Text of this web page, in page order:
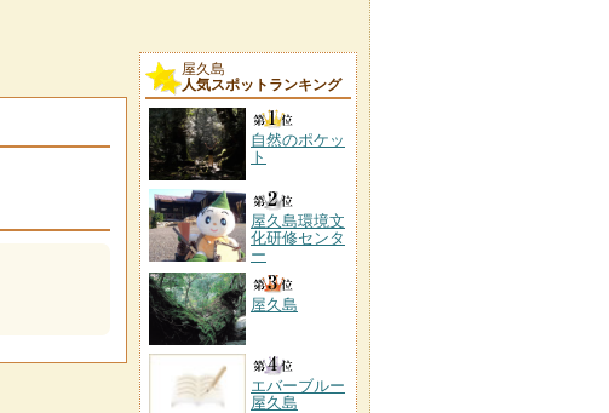
屋久島
人気スポットランキング
自然のポケッ
ト
屋久島環境文
化研修センタ
ー
屋久島
エバーブルー
屋久島